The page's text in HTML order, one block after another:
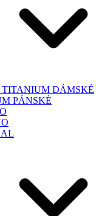
TITANIUM DÁMSKÉ
PÁNSKÉ